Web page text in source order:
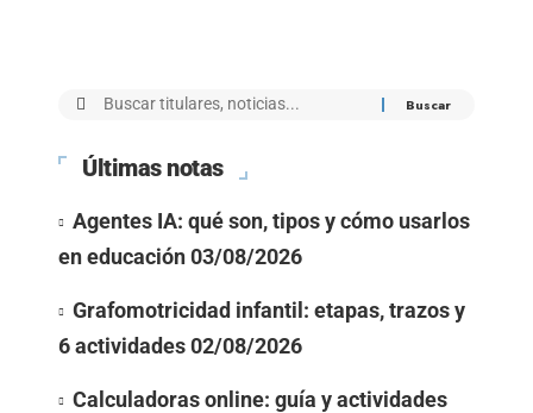
Últimas notas
Agentes IA: qué son, tipos y cómo usarlos
en educación03/08/2026
Grafomotricidad infantil: etapas, trazos y
6 actividades02/08/2026
Calculadoras online: guía y actividades